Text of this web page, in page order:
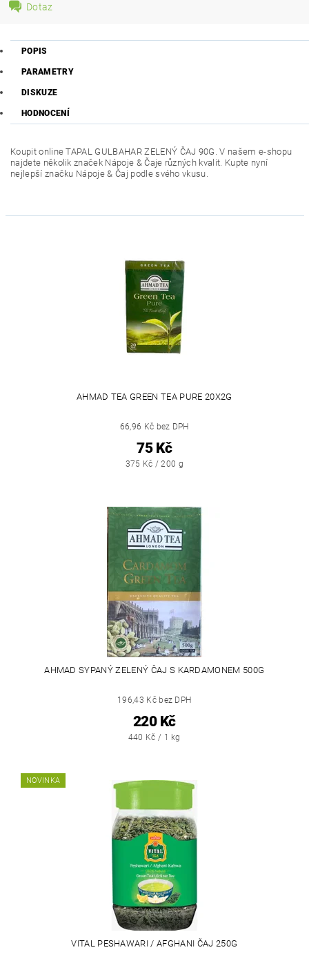
Dotaz
POPIS
PARAMETRY
DISKUZE
HODNOCENÍ
Koupit onlineTAPAL GULBAHAR ZELENÝ ČAJ 90G . V našem e-shopu
najdete několik značek Nápoje & Čaje různých kvalit. Kupte nyní
nejlepší značku Nápoje & Čaj podle svého vkusu.
AHMAD TEA GREEN TEA PURE 20X2G
66,96 Kč bez DPH
75 Kč
375 Kč / 200 g
AHMAD SYPANÝ ZELENÝ ČAJ S KARDAMONEM 500G
196,43 Kč bez DPH
220 Kč
440 Kč / 1 kg
NOVINKA
VITAL PESHAWARI / AFGHANI ČAJ 250G